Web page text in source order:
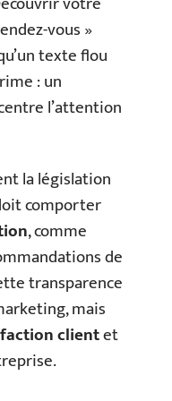
vous »
texte flou
: un
l’attention
la législation
comporter
, comme
de
transparence
mais
clientet